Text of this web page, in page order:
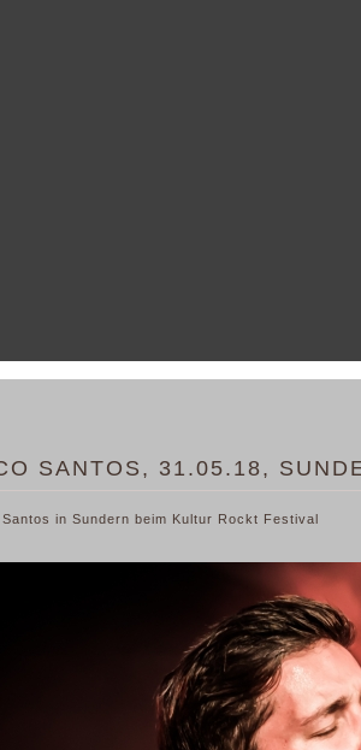
SANTOS, 31.05.18,
Santos in Sundern beim Kultur Rockt Festival